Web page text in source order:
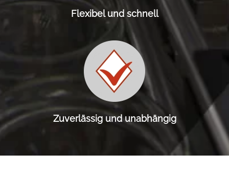
Flexibel und schnell
Zuverlässig und unabhängig